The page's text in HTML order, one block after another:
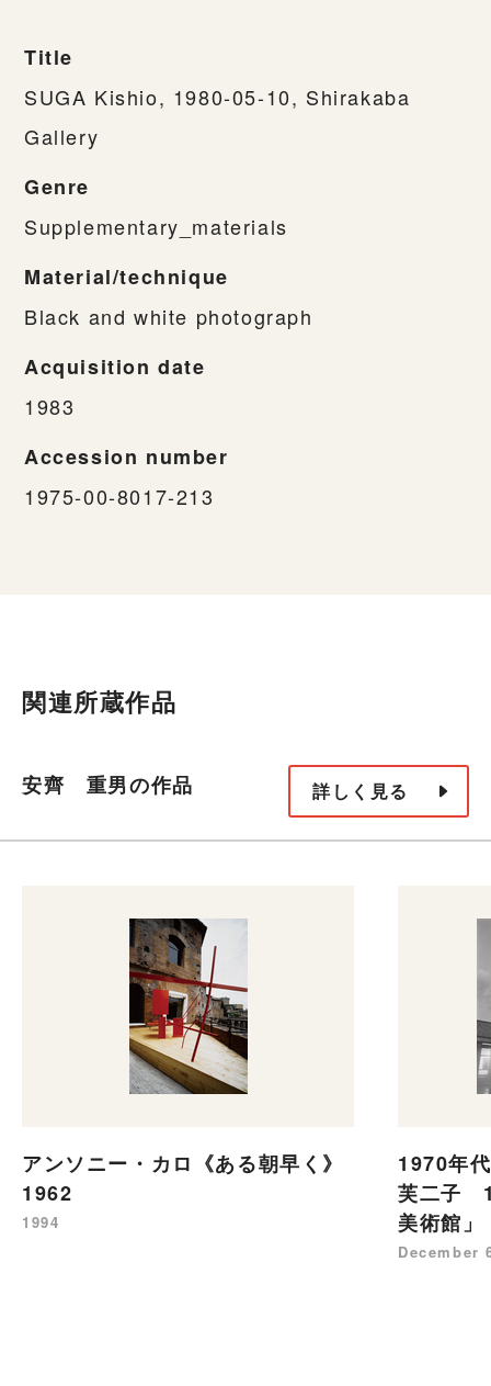
Title
SUGA Kishio, 1980-05-10, Shirakaba
Gallery
Genre
Supplementary_materials
Material/technique
Black and white photograph
Acquisition date
1983
Accession number
1975-00-8017-213
関連所蔵作品
安齊 重男の作品 詳しく見る
アンソニー・カロ《ある朝早く》
1962
1994
1970年
芙二子
美術館」
December